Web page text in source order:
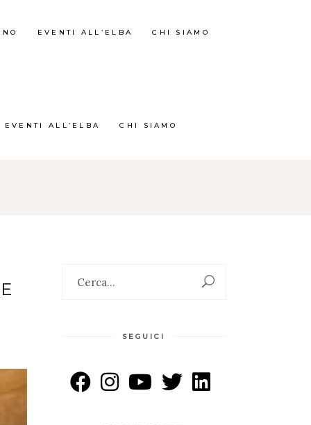
EVENTI ALL’ELBA CHI SIAMO
EVENTI ALL’ELBA CHI SIAMO
SEGUICI